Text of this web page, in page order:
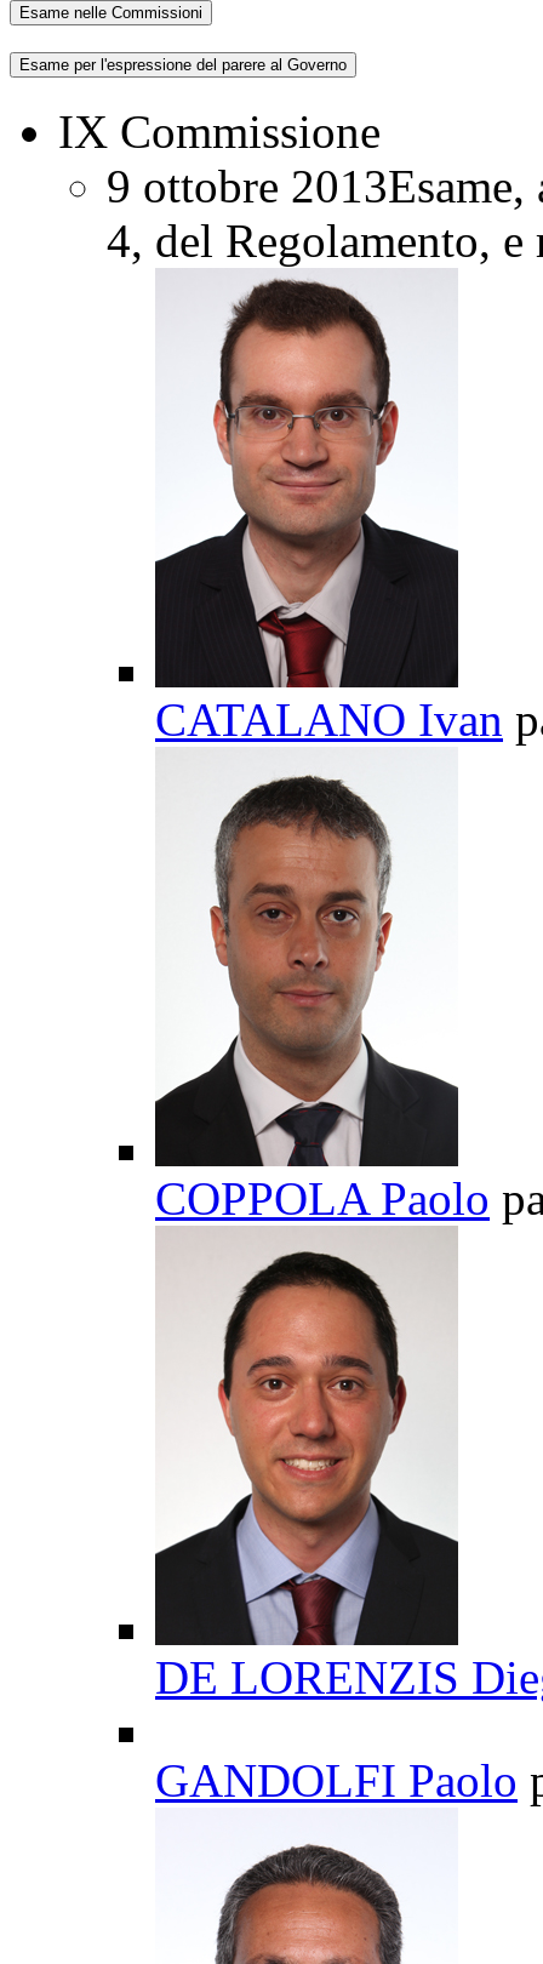
Esame nelle Commissioni
Esame per l'espressione del parere al Governo
IX Commissione
9 ottobre 2013
4, del Regolamento,
CATALANO Ivan
COPPOLA Paolo
DE LORENZIS
GANDOLFI Paolo